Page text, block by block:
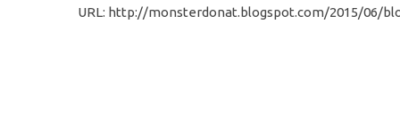
URL: http://monsterdonat.blogspot.com/2015/06/